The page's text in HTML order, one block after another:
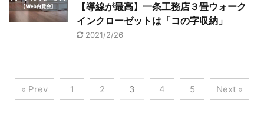
【導線が最高】一条工務店３畳ウォーク
インクローゼットは「コの字収納」
2021/2/26
« Prev 1 2 3 4 5 Next »